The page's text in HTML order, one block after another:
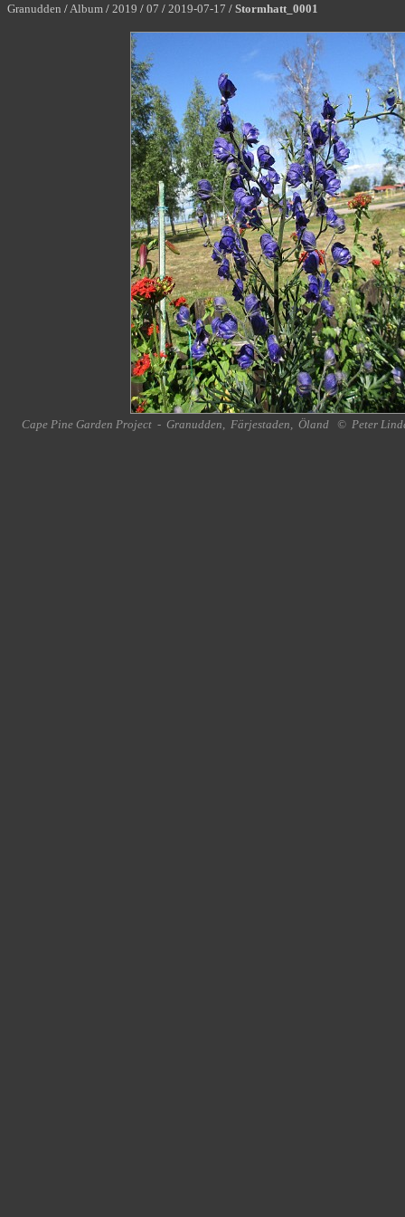
Granudden /Album / 2019 / 07 / 2019-07-17 / Stormhatt_0001
Cape Pine Garden Project - Granudden, Färjestaden, Öland © Peter